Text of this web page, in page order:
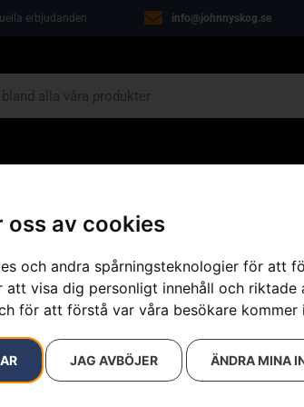
oss av cookies
och andra spårningsteknologier för att
visa dig personligt innehåll och riktade
för att förstå var våra besökare kommer
JAG AVBÖJER ÄNDRA MINA
erbjudanden info@johnnyskog.se
ÖVRIGT